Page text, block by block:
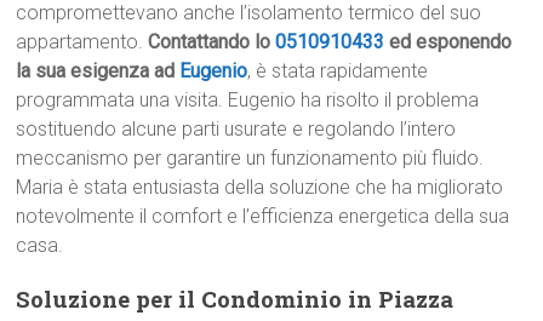
compromettevano anche l’isolamento termico del suo
appartamento.Contattando lo0510910433 ed esponendo
la sua esigenza ad Eugenio, è stata rapidamente
programmata una visita. Eugenio ha risolto il problema
sostituendo alcune parti usurate e regolando l’intero
meccanismo per garantire un funzionamento più fluido.
Maria è stata entusiasta della soluzione che ha migliorato
notevolmente il comfort e l’efficienza energetica della sua
casa.
Soluzione per il Condominio in Piazza